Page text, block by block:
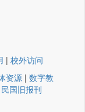
| 校外访问
资源 | 数字教
民国旧报刊